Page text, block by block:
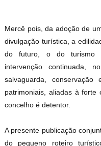
Mercê pois, da adoção de
divulgação turística, a
do futuro, o do turismo
intervenção continuada,
salvaguarda,
patrimoniais, aliadas à forte
concelho é detentor.
A presente publicação
do pequeno roteiro